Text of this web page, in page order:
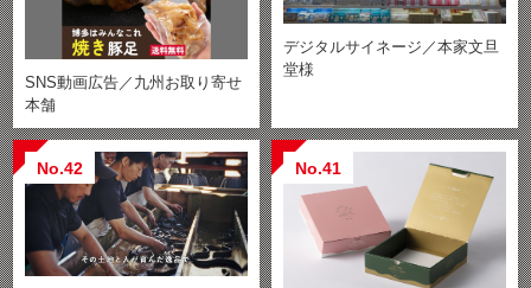
SNS動画広告／九州お取り寄せ
本舗
デジタルサイネージ／本家文旦
堂様
No.42 No.41